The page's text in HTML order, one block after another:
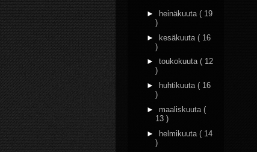
► heinäkuuta ( 19
)
► kesäkuuta ( 16
)
► toukokuuta ( 12
)
►
huhtikuuta ( 16
)
► maaliskuuta (
13 )
► helmikuuta ( 14
)